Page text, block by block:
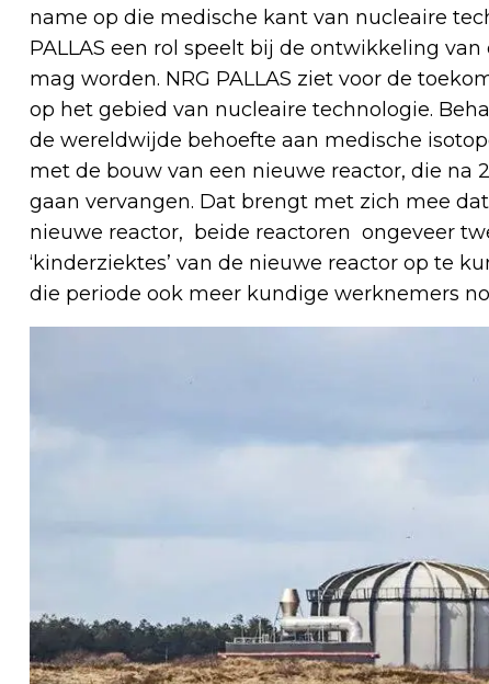
name op die medische kant van nucleaire
PALLAS een rol speelt bij de ontwikkeling
mag worden. NRG PALLAS ziet voor de
op het gebied van nucleaire technologie.
de wereldwijde behoefte aan medische
met de bouw van een nieuwe reactor, die na
gaan vervangen. Dat brengt met zich mee
nieuwe reactor, beide reactoren ongeveer
‘kinderziektes’ van de nieuwe reactor op te
die periode ook meer kundige werknemers